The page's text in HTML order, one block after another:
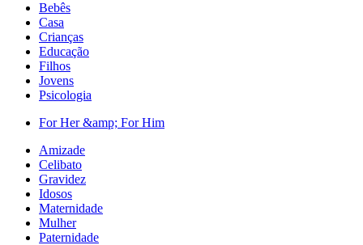
Bebês
Casa
Crianças
Educação
Filhos
Jovens
Psicologia
For Her &amp; For Him
Amizade
Celibato
Gravidez
Idosos
Maternidade
Mulher
Paternidade